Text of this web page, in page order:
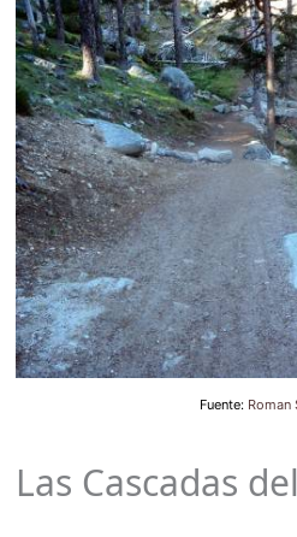
Fuente: Roman
Las Cascadas